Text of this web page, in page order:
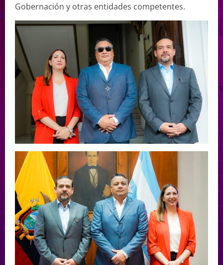
Gobernación y otras entidades competentes.